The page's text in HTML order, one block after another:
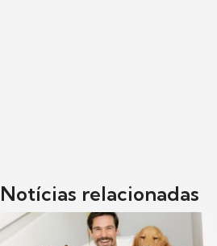
Notícias relacionadas